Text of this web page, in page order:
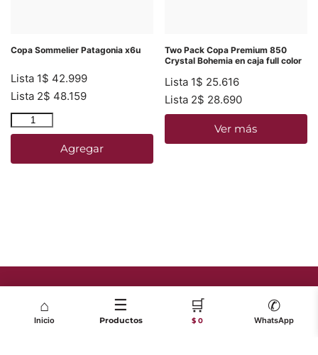
Copa Sommelier Patagonia x6u
Lista 1$ 42.999
Lista 2$ 48.159
Agregar
Two Pack Copa Premium 850
Crystal Bohemia en caja full color
Lista 1$ 25.616
Lista 2$ 28.690
Ver más
⌂
Inicio
☰
Productos
🛒
$ 0
✆
WhatsApp